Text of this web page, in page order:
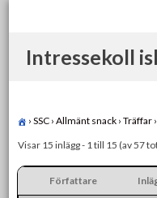
content
Intressekoll
› SSC › Allmänt snack › Träffar ›
Visar 15 inlägg - 1 till 15 (av 57
Författare